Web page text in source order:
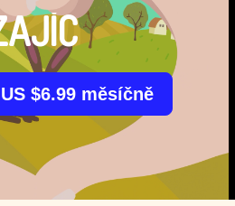
ú
č
$6.99 měsíčně